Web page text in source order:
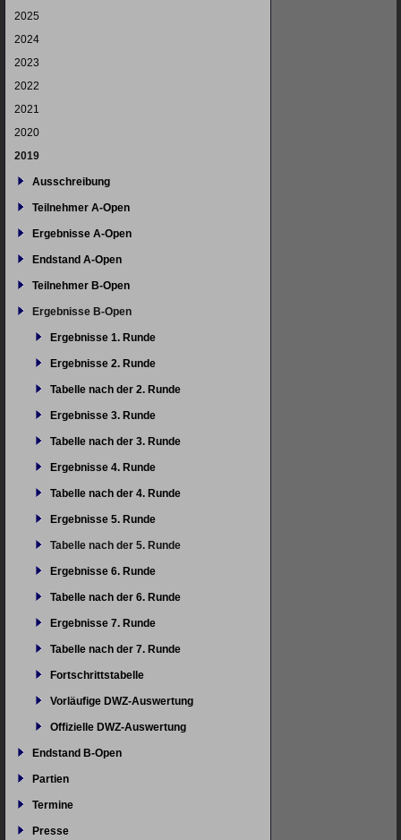
2025
2024
2023
2022
2021
2020
2019
Ausschreibung
Teilnehmer A-Open
Ergebnisse A-Open
Endstand A-Open
Teilnehmer B-Open
Ergebnisse B-Open
Ergebnisse 1. Runde
Ergebnisse 2. Runde
Tabelle nach der 2. Runde
Ergebnisse 3. Runde
Tabelle nach der 3. Runde
Ergebnisse 4. Runde
Tabelle nach der 4. Runde
Ergebnisse 5. Runde
Tabelle nach der 5. Runde
Ergebnisse 6. Runde
Tabelle nach der 6. Runde
Ergebnisse 7. Runde
Tabelle nach der 7. Runde
Fortschrittstabelle
Vorläufige DWZ-Auswertung
Offizielle DWZ-Auswertung
Endstand B-Open
Partien
Termine
Presse